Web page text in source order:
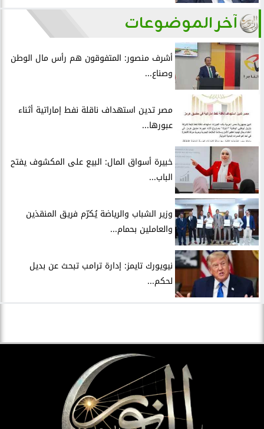
آخر الموضوعات
أشرف منصور: المتفوقون هم رأس مال الوطن
وصناع...
مصر تدين استهداف ناقلة نفط إماراتية أثناء
عبورها...
خبيرة أسواق المال: البيع على المكشوف يفتح
الباب...
وزير الشباب والرياضة يُكرّم فريق المنقذين
والعاملين بحمام...
نيويورك تايمز: إدارة ترامب تبحث عن بديل
لحكم...